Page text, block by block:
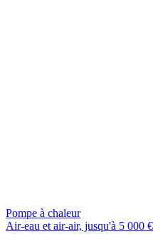
Pompe à chaleur
Air-eau et air-air, jusqu'à 5 000